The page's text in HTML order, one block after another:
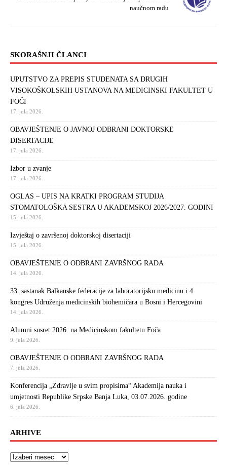
naučnom radu
SKORAŠNJI ČLANCI
UPUTSTVO ZA PREPIS STUDENATA SA DRUGIH
VISOKOŠKOLSKIH USTANOVA NA MEDICINSKI FAKULTET U
FOČI
17. jula 2026.
OBAVJEŠTENJE O JAVNOJ ODBRANI DOKTORSKE
DISERTACIJE
17. jula 2026.
Izbor u zvanje
17. jula 2026.
OGLAS – UPIS NA KRATKI PROGRAM STUDIJA
STOMATOLOŠKA SESTRA U AKADEMSKOJ 2026/2027. GODINI
15. jula 2026.
Izvještaj o završenoj doktorskoj disertaciji
15. jula 2026.
OBAVJEŠTENJE O ODBRANI ZAVRŠNOG RADA
14. jula 2026.
33. sastanak Balkanske federacije za laboratorijsku medicinu i 4.
kongres Udruženja medicinskih biohemičara u Bosni i Hercegovini
14. jula 2026.
Alumni susret 2026. na Medicinskom fakultetu Foča
9. jula 2026.
OBAVJEŠTENJE O ODBRANI ZAVRŠNOG RADA
7. jula 2026.
Konferencija „Zdravlje u svim propisima“ Akademija nauka i
umjetnosti Republike Srpske Banja Luka, 03.07.2026. godine
6. jula 2026.
ARHIVE